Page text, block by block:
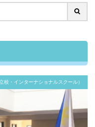
校・インターナショナルスクール）